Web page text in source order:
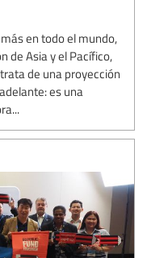
en todo el mundo,
de Asia y el Pacífico,
de una proyección
es una